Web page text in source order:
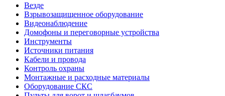
Везде
Взрывозащищенное оборудование
Видеонаблюдение
Домофоны и переговорные устройства
Инструменты
Источники питания
Кабели и провода
Контроль охраны
Монтажные и расходные материалы
Оборудование СКС